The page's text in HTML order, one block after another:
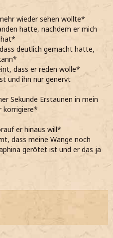
wieder sehen wollte*
hatte, nachdem er mich
hat*
deutlich gemacht hatte,
dass er reden wolle*
und ihn nur genervt
Sekunde Erstaunen in mein
korrigiere*
er hinaus will*
dass meine Wange noch
gerötet ist und er das ja